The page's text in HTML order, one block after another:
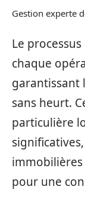
Gestion experte
Le
chaque
garantissant
sans heurt.
particulière
immobilières
pour une